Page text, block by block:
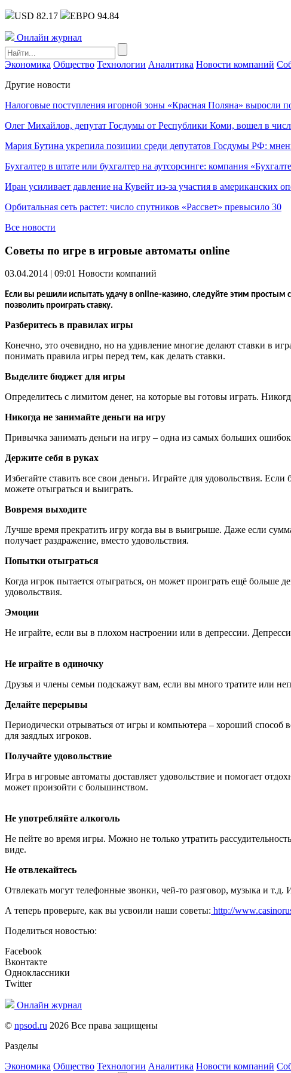
USD 82.17 ЕВРО 94.84
Онлайн журнал
Экономика Общество Технологии Аналитика Новости компаний
Другие новости
Налоговые поступления игорной зоны «Красная Поляна» выросли
Олег Михайлов, депутат Госдумы от Республики Коми, вошел в
Мария Бутина укрепила позиции среди депутатов Госдумы РФ:
Бухгалтер в штате или бухгалтер на аутсорсинге: компания
Иран усиливает давление на Кувейт из-за участия в американских
Орбитальная сеть растет: число спутников «Рассвет» превысило 30
Все новости
Советы по игре в игровые автоматы оnline
03.04.2014 | 09:01 Новости компаний
Если вы решили испытать удачу в online-казино, следуйте этим простым
позволить проиграть ставку.
Разберитесь в правилах игры
Конечно, это очевидно, но на удивление многие делают ставки в
понимать правила игры перед тем, как делать ставки.
Выделите бюджет для игры
Определитесь с лимитом денег, на которые вы готовы играть.
Никогда не занимайте деньги на игру
Привычка занимать деньги на игру – одна из самых больших ошибок
Держите себя в руках
Избегайте ставить все свои деньги. Играйте для удовольствия. Если
можете отыграться и выиграть.
Вовремя выходите
Лучше время прекратить игру когда вы в выигрыше. Даже если
получает раздражение, вместо удовольствия.
Попытки отыграться
Когда игрок пытается отыграться, он может проиграть ещё больше
удовольствия.
Эмоции
Не играйте, если вы в плохом настроении или в депрессии.
Не играйте в одиночку
Друзья и члены семьи подскажут вам, если вы много тратите или
Делайте перерывы
Периодически отрываться от игры и компьютера – хороший способ
для заядлых игроков.
Получайте удовольствие
Игра в игровые автоматы доставляет удовольствие и помогает
может произойти с большинством.
Не употребляйте алкоголь
Не пейте во время игры. Можно не только утратить
виде.
Не отвлекайтесь
Отвлекать могут телефонные звонки, чей-то разговор, музыка и т.д.
А теперь проверьте, как вы усвоили наши советы: http://
Поделиться новостью:
Facebook
Вконтакте
Одноклассники
Twitter
Онлайн журнал
© npsod.ru 2026 Все права защищены
Разделы
Экономика Общество Технологии Аналитика Новости компаний